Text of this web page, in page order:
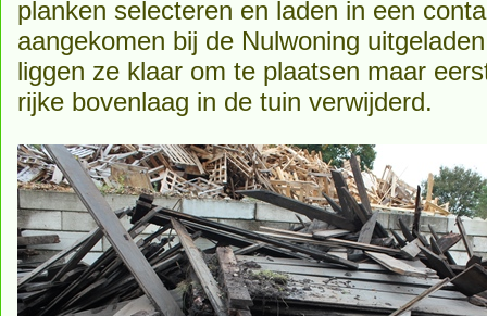
planken selecteren en laden in een
aangekomen bij de Nulwoning
liggen ze klaar om te plaatsen maar
rijke bovenlaag in de tuin verwijderd.